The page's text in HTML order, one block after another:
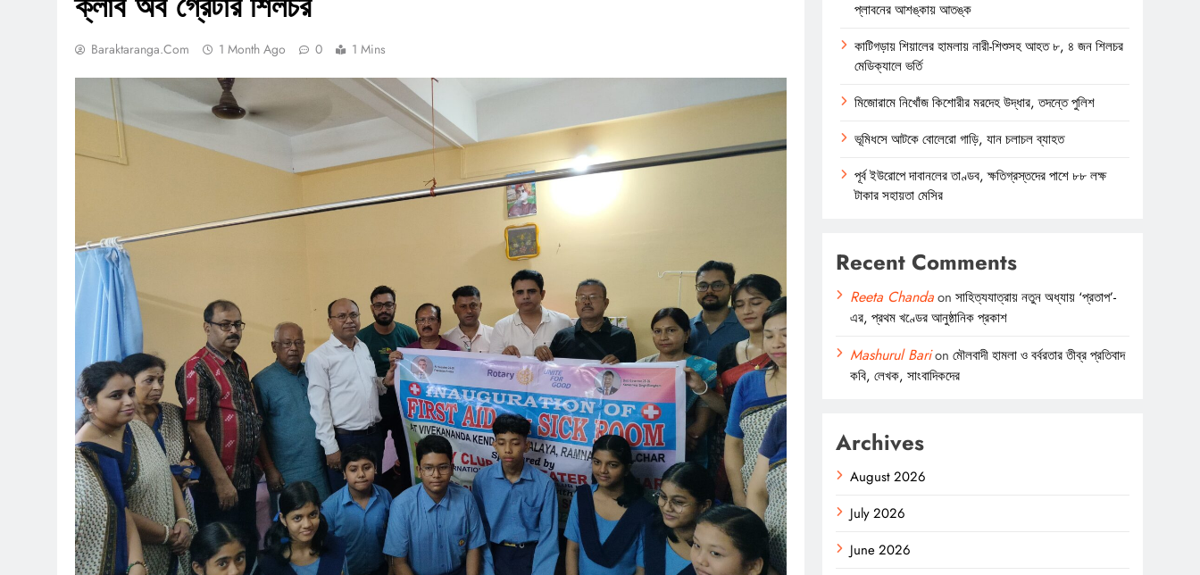
Baraktaranga.com 1 Month Ago 0 1 Mins
প্লাবনের আশঙ্কায় আতঙ্ক
কাটিগড়ায় শিয়ালের হামলায় নারী-শিশুসহ আহত ৮, ৪ জন শিলচর
মেডিক্যালে ভর্তি
মিজোরামে নিখোঁজ কিশোরীর মরদেহ উদ্ধার, তদন্তে পুলিশ
ভূমিধসে আটকে বোলেরো গাড়ি, যান চলাচল ব্যাহত
পূর্ব ইউরোপে দাবানলের তাণ্ডব, ক্ষতিগ্রস্তদের পাশে ৮৮ লক্ষ
টাকার সহায়তা মেসির
Recent Comments
Reeta Chandaonসাহিত্যযাত্রায় নতুন অধ্যায় ‘প্রতাপ’-
এর, প্রথম খণ্ডের আনুষ্ঠানিক প্রকাশ
Mashurul Barionমৌলবাদী হামলা ও বর্বরতার তীব্র প্রতিবাদ
কবি, লেখক, সাংবাদিকদের
Archives
August 2026
July 2026
June 2026